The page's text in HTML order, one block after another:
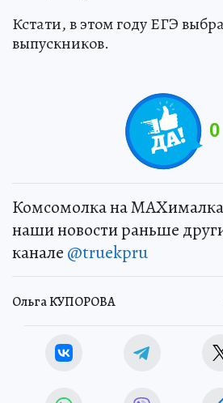
Кстати, в этом году ЕГЭ
выпускников.
0
Комсомолка на
наши новости раньше
канале @truekpru
Ольга КУПОРОВА